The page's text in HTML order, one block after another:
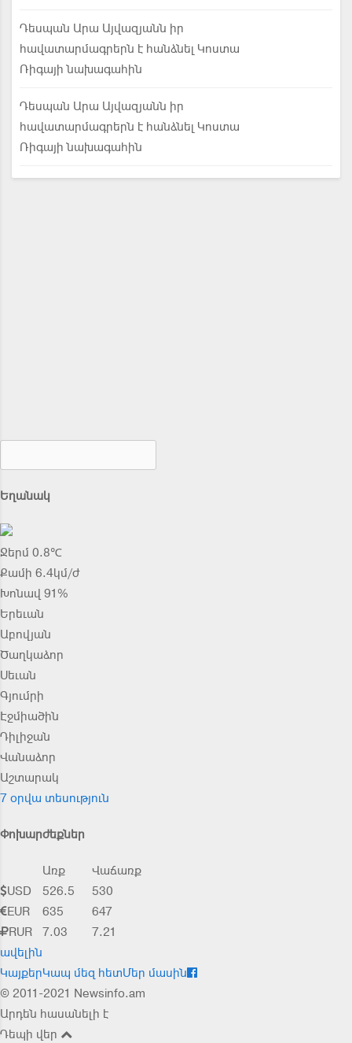
Դեսպան Արա Այվազյանն իր
հավատարմագրերն է հանձնել Կոստա
Ռիգայի նախագահին
Դեսպան Արա Այվազյանն իր
հավատարմագրերն է հանձնել Կոստա
Ռիգայի նախագահին
Եղանակ
Ջերմ 0.8℃
Քամի 6.4կմ/ժ
Խոնավ 91%
Երեւան
Աբովյան
Ծաղկաձոր
Սեւան
Գյումրի
Էջմիածին
Դիլիջան
Վանաձոր
Աշտարակ
7 օրվա տեսություն
Փոխարժեքներ
Առք
Վաճառք
USD
526.5
530
EUR
635
647
RUR
7.03
7.21
ավելին
ԿայքերԿապ մեզ հետՄեր մասին
© 2011-2021 Newsinfo.am
Արդեն հասանելի է
Դեպի վեր